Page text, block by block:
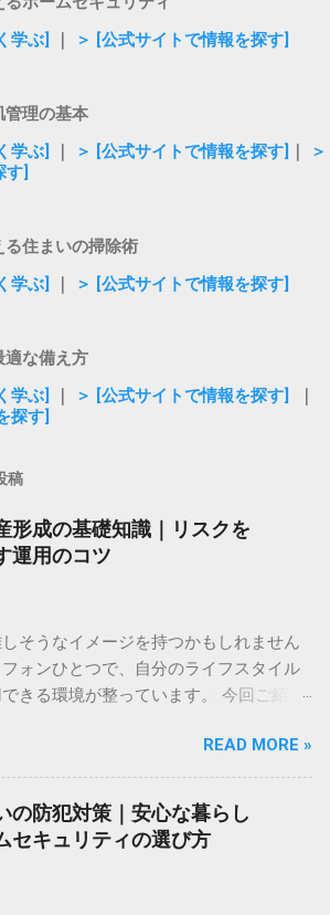
学ぶ]
＞ [公式サイトで情報を探す]
管理の基本
学ぶ]
＞ [公式サイトで情報を探す]
＞
す]
る住まいの掃除術
学ぶ]
＞ [公式サイトで情報を探す]
適な備え方
学ぶ]
＞ [公式サイトで情報を探す]
探す]
稿
形成の基礎知識｜リスクを
運用のコツ
そうなイメージを持つかもしれません
ォンひとつで、自分のライフスタイル
きる環境が整っています。 今回ご紹介
できる新しいツールです。直感的な操作
料という気軽さが特徴で、投資のタイ
方や、これから新しい挑戦を始めたい
えるでしょう。 ✅ [投資の新しい形を詳
ために何かしたほうがいいのはわかって
めればいいのかわからない」「今の生
READ MORE »
の防犯対策｜安心な暮らし
セキュリティの選び方